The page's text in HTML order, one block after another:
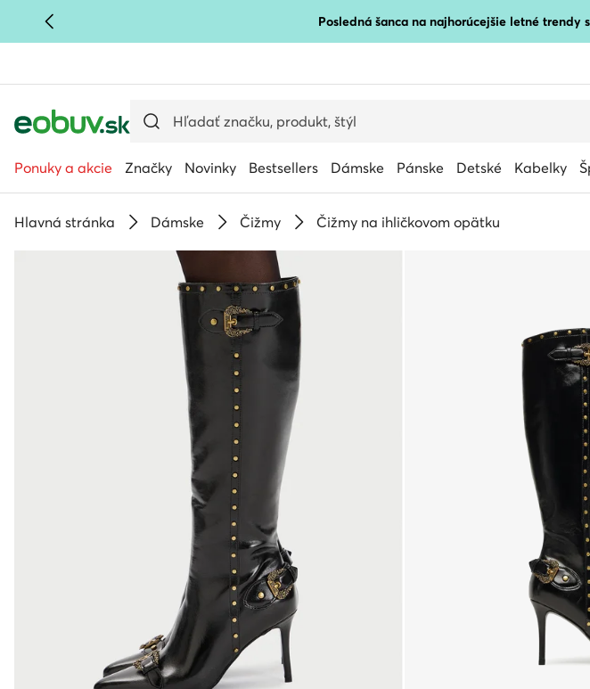
PREJSŤ NA HLAVNÝ OBSAH Posledná šanca na najhorúcejšie letné trendy
Ponuky a akcie Značky Novinky Bestsellers Dámske Pánske Detské Kabelky
Hlavná stránka Dámske Čižmy Čižmy na ihličkovom opätku